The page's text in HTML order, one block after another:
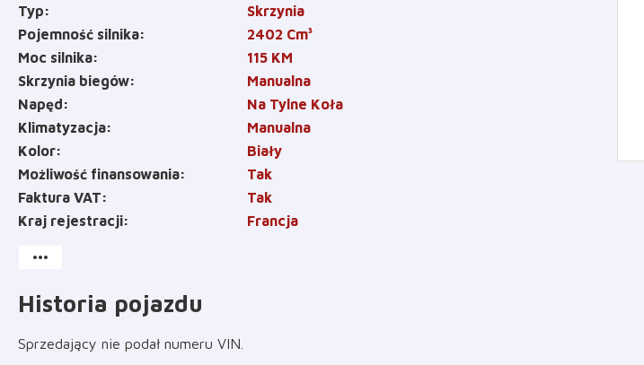
Typ
Skrzynia
Pojemność silnika
2402 Cm³
Moc silnika
115 KM
Skrzynia biegów
Manualna
Napęd
Na Tylne Koła
Klimatyzacja
Manualna
Kolor
Biały
Możliwość finansowania
Tak
Faktura VAT
Tak
Kraj rejestracji
Francja
more_horiz
Historia pojazdu
Sprzedający nie podał numeru VIN